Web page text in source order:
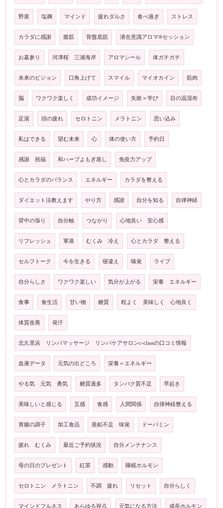
野菜 塩麹 マインド 疲れダルさ 食べ過ぎ ストレス
カラダに感謝 腹筋 骨盤底筋 潜在意識アロマ®️セッション
お墓参り 河津桜 三浦海岸 アロマシール 体ガチガチ
未来のビジョン 口角上げて スマイル マイオカイン 筋肉
脳 ワクワク楽しく 成功イメージ 失敗＝学び 目の温湿布
足湯 頭の疲れ セロトニン メラトニン 思い込み
私はできる 望む未来 心 体の使い方 予約日
感謝 祝福 和ハーブよもぎ蒸し 免疫力アップ
心とカラダのバランス エネルギー カラダを整える
ダイエット法教えます やり方 感謝 自分を知る 自律神経
背中の張り 自分軸 つながり 心地良い 安心感
リフレッシュ 軍港 むくみ 冷え 心とカラダ 整える
セルフトーク 今を生きる 寝違え 嗅覚 ライブ
自分らしさ ワクワク楽しい 気分が上がる 栄養 エネルギー
食事 食生活 甘い物 糖質 程よく 美味しく 心地良く
体質改善 発汗
北久里浜 リンパマッサージ リンパケアサロンc-classの口コミ情報
血液データ 元気の出どころ 栄養＝エネルギー
やる気 元気 勇気 糖質過多 タンパク質不足 早起き
美味しいと感じる 五感 食感 人間関係 自律神経整える
胃腸の調子 加工食品 亜鉛不足 味覚 ドーパミン
疲れ むくみ 最近ご予約状況 自分メンテナンス
母の日のプレゼント 紅茶 感動 睡眠ホルモン
セロトニン メラトニン 不調 疲れ リセット 自分らしく
マインドフルネス あらゆる視点 元気になる方法 成長ホルモン